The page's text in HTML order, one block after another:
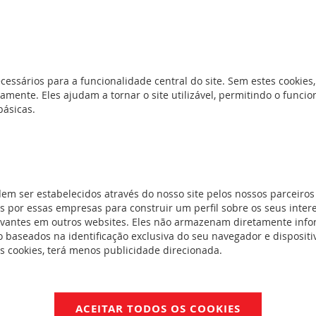
60950 et IEC EN 60950-1 EN 55022 classe B, EN 61000-3-2. EN
de presença de tensão de saída. Potenciómetro de
e sobrecargas. Montagem em calha simétrica 3 prof. 7,5
de entrada: 100 a 240 V~. Tensão de saída: 5 V=.
NotíciaTécnica_LE09915AA-00.pdf
para a funcionalidade central do site. Sem estes
Eles ajudam a tornar o site utilizável, permitindo o
ser estabelecidos através do nosso site pelos nossos
por essas empresas para construir um perfil sobre os seus
em outros websites. Eles não armazenam diretamente
baseados na identificação exclusiva do seu navegador e
cookies, terá menos publicidade direcionada.
ACEITAR TODOS OS COOKIES